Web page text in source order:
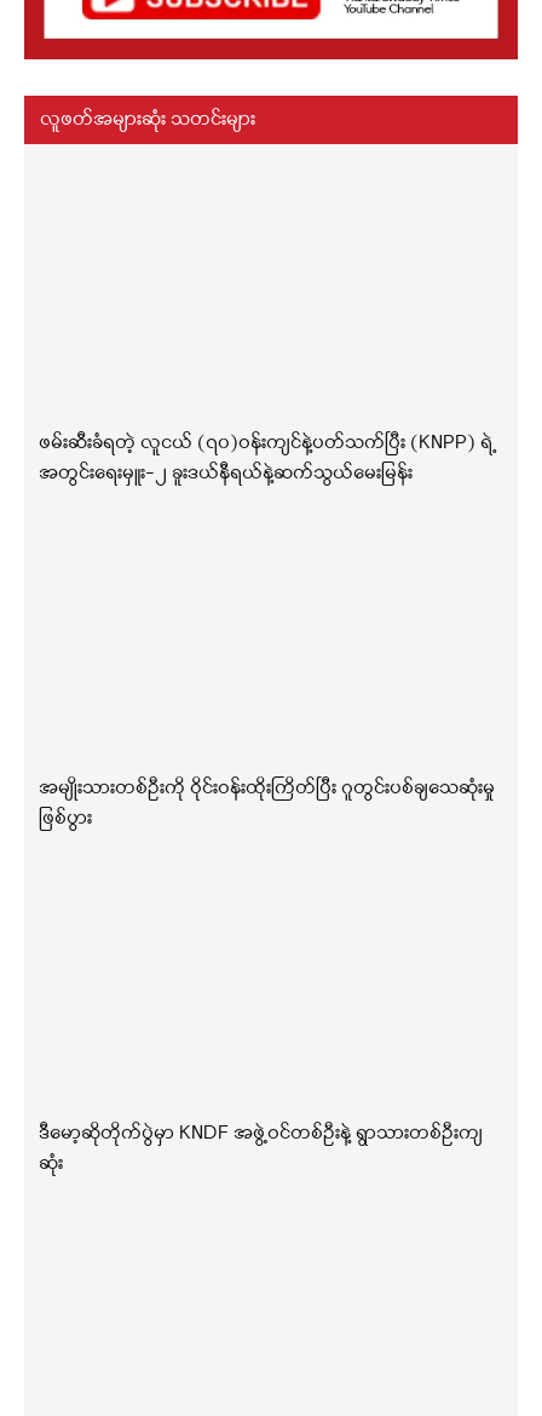
လူဖတ်အများဆုံး သတင်းများ
ဖမ်းဆီးခံရတဲ့ လူငယ် (၇၀)ဝန်းကျင်နဲ့ပတ်သက်ပြီး (KNPP) ရဲ့
အတွင်းရေးမှူး-၂ ခူးဒယ်နီရယ်နဲ့ဆက်သွယ်မေးမြန်း
အမျိုးသားတစ်ဦးကို ဝိုင်းဝန်းထိုးကြိတ်ပြီး ဂူတွင်းပစ်ချသေဆုံးမှု
ဖြစ်ပွား
ဒီမော့ဆိုတိုက်ပွဲမှာ KNDF အဖွဲ့ဝင်တစ်ဦးနဲ့ ရွာသားတစ်ဦးကျ
ဆုံး